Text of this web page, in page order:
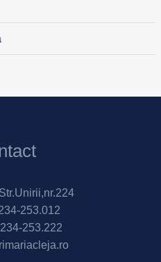
253.012
253.222